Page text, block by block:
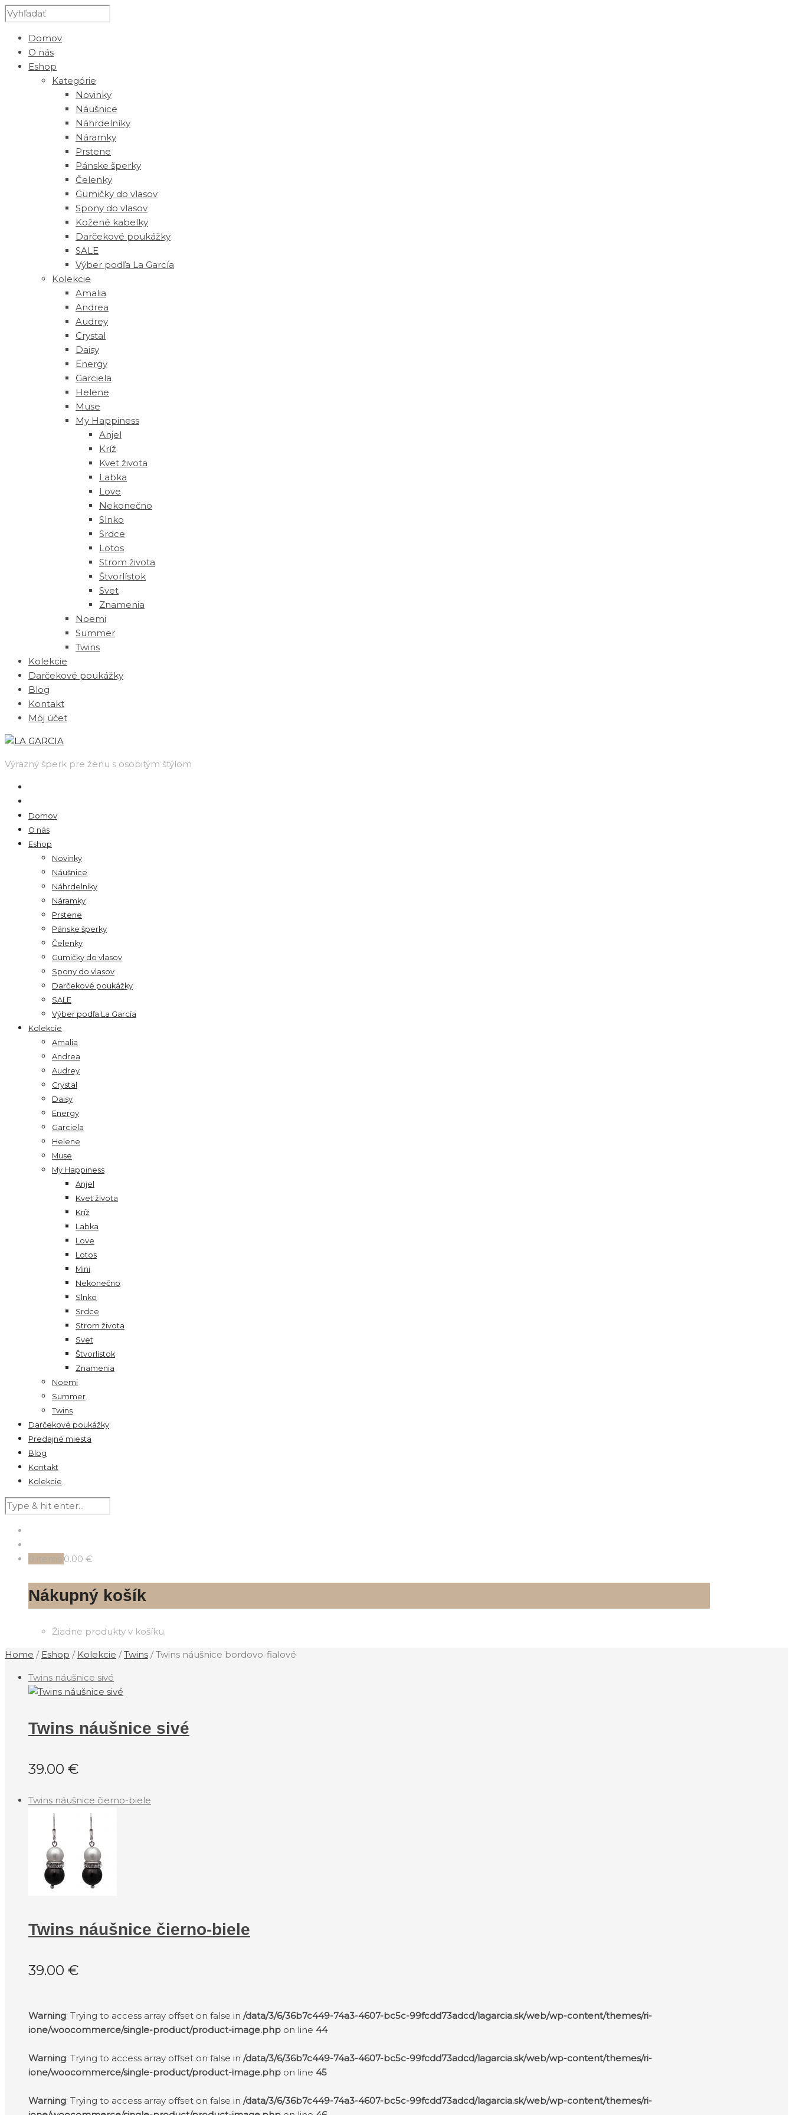
Domov
O nás
Eshop
Kategórie
Novinky
Náušnice
Náhrdelníky
Náramky
Prstene
Pánske šperky
Čelenky
Gumičky do vlasov
Spony do vlasov
Kožené kabelky
Darčekové poukážky
SALE
Výber podľa La García
Kolekcie
Amalia
Andrea
Audrey
Crystal
Daisy
Energy
Garciela
Helene
Muse
‎My Happiness
Anjel
Kríž
Kvet života
Labka
Love
Nekonečno
Slnko
Srdce
Lotos
Strom života
Štvorlístok
Svet
Znamenia
Noemi
Summer
Twins
Kolekcie
Darčekové poukážky
Blog
Kontakt
Môj účet
Výrazný šperk pre ženu s osobitým štýlom
Domov
O nás
Eshop
Novinky
Náušnice
Náhrdelníky
Náramky
Prstene
Pánske šperky
Čelenky
Gumičky do vlasov
Spony do vlasov
Darčekové poukážky
SALE
Výber podľa La García
Kolekcie
Amalia
Andrea
Audrey
Crystal
Daisy
Energy
Garciela
Helene
Muse
My Happiness
Anjel
Kvet života
Kríž
Labka
Love
Lotos
Mini
Nekonečno
Slnko
Srdce
Strom života
Svet
Štvorlístok
Znamenia
Noemi
Summer
Twins
Darčekové poukážky
Predajné miesta
Blog
Kontakt
Kolekcie
0 items 0.00 €
Nákupný košík
Žiadne produkty v košíku.
Home / Eshop / Kolekcie /‎Twins /Twins náušnice bordovo-fialové
Twins náušnice sivé
Twins náušnice sivé
39.00 €
Twins náušnice čierno-biele
Twins náušnice čierno-biele
39.00 €
Warning: Trying to access array offset on false in /data/3/6/36b7c449-74a3-4607-bc5c-99fcdd73adcd/lagarcia.sk/web/wp-content/themes/ri-
ione/woocommerce/single-product/product-image.php on line 44
Warning: Trying to access array offset on false in /data/3/6/36b7c449-74a3-4607-bc5c-99fcdd73adcd/lagarcia.sk/web/wp-content/themes/ri-
ione/woocommerce/single-product/product-image.php on line 45
Warning: Trying to access array offset on false in /data/3/6/36b7c449-74a3-4607-bc5c-99fcdd73adcd/lagarcia.sk/web/wp-content/themes/ri-